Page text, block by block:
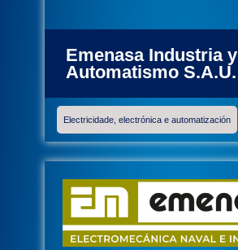
Emenasa Industria y
Automatismo S.A.U.
Electricidade, electrónica e automatización